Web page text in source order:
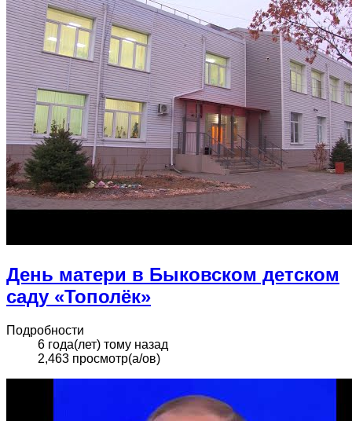
День матери в Быковском детском
саду «Тополёк»
Подробности
6 года(лет) тому назад
2,463 просмотр(а/ов)